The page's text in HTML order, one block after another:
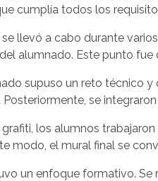
cumplía todos los
llevó a cabo durante
alumnado. Este punto
supuso un reto técnico
se
los alumnos
modo, el mural final se
un enfoque formativo.